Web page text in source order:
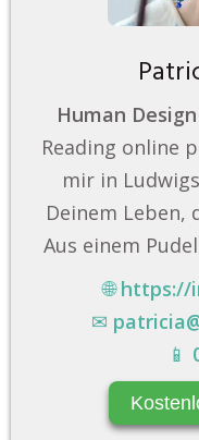
Human
Reading online
mir in
Deinem Leben,
Aus einem
🌐https://
✉
📱